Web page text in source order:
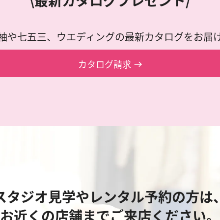
や七五三、ウエディングの最新カタログをお届
カタログ請求
タジオ見学やレンタル予約の方は
お近くの店舗までご来店ください。